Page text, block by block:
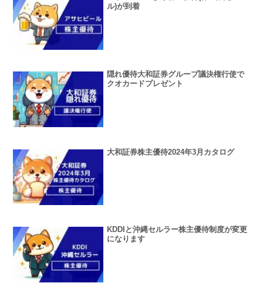
ル)が到着
隠れ優待大和証券グループ議決権行使で
クオカードプレゼント
大和証券株主優待2024年3月カタログ
KDDIと沖縄セルラー株主優待制度が変更
になります